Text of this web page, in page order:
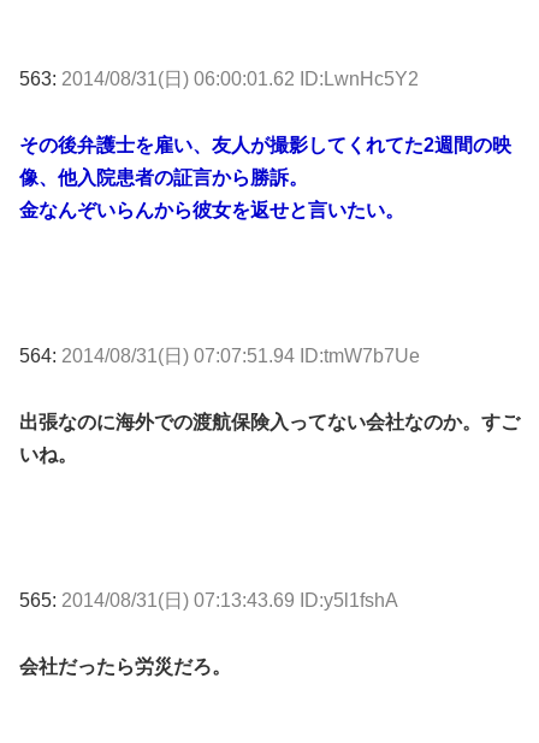
563: 2014/08/31(日) 06:00:01.62 ID:LwnHc5Y2
その後弁護士を雇い、友人が撮影してくれてた2週間の映
像、他入院患者の証言から勝訴。
金なんぞいらんから彼女を返せと言いたい。
564: 2014/08/31(日) 07:07:51.94 ID:tmW7b7Ue
出張なのに海外での渡航保険入ってない会社なのか。すご
いね。
565: 2014/08/31(日) 07:13:43.69 ID:y5l1fshA
会社だったら労災だろ。